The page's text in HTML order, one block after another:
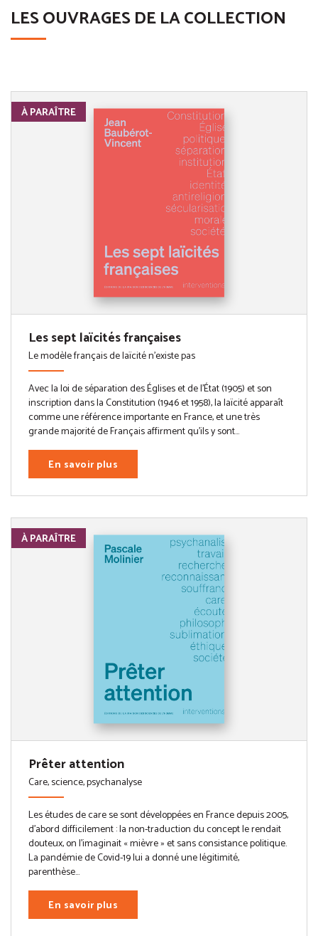
LES OUVRAGES DE LA COLLECTION
À PARAÎTRE
Les sept laïcités françaises
Le modèle français de laïcité n'existe pas
Avec la loi de séparation des Églises et de l’État (1905) et son
inscription dans la Constitution (1946 et 1958), la laïcité apparaît
comme une référence importante en France, et une très
grande majorité de Français affirment qu’ils y sont...
En savoir plus
À PARAÎTRE
Prêter attention
Care, science, psychanalyse
Les études de care se sont développées en France depuis 2005,
d’abord difficilement : la non-traduction du concept le rendait
douteux, on l’imaginait « mièvre » et sans consistance politique.
La pandémie de Covid-19 lui a donné une légitimité,
parenthèse...
En savoir plus